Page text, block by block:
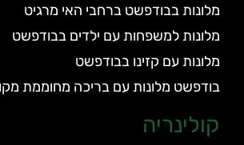
מלונות בבודפשט ברחבי האי מרגיט
מלונות למשפחות עם ילדים בבודפשט
מלונות עם קזינו בבודפשט
בודפשט מלונות עם בריכה מחוממת
קולינריה